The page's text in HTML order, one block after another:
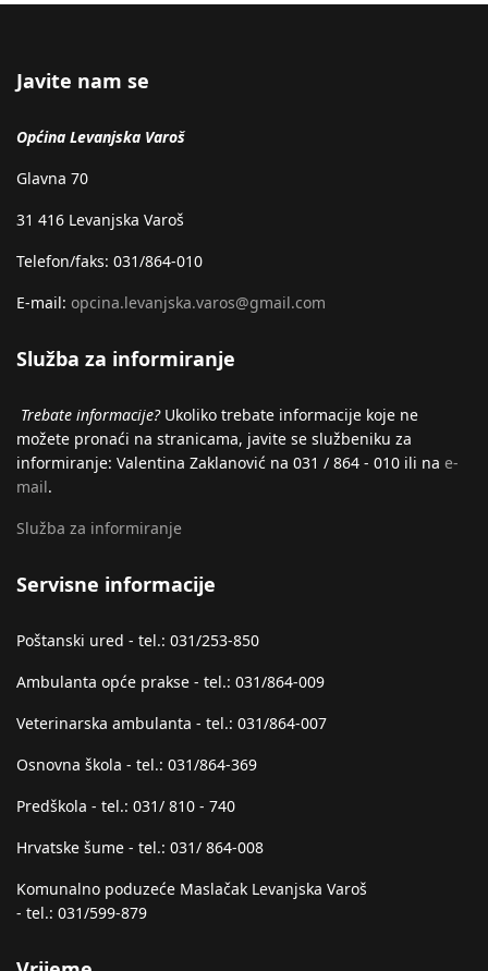
Javite nam se
Općina Levanjska Varoš
Glavna 70
31 416 Levanjska Varoš
Telefon/faks: 031/864-010
E-mail: opcina.levanjska.varos@gmail.com
Služba za informiranje
Trebate informacije?Ukoliko trebate informacije koje ne
možete pronaći na stranicama, javite se službeniku za
informiranje: Valentina Zaklanović na 031 / 864 - 010 ili na e-
mail.
Služba za informiranje
Servisne informacije
Poštanski ured - tel.: 031/253-850
Ambulanta opće prakse - tel.: 031/864-009
Veterinarska ambulanta - tel.: 031/864-007
Osnovna škola - tel.: 031/864-369
Predškola - tel.: 031/ 810 - 740
Hrvatske šume - tel.: 031/ 864-008
Komunalno poduzeće Maslačak Levanjska Varoš
- tel.: 031/599-879